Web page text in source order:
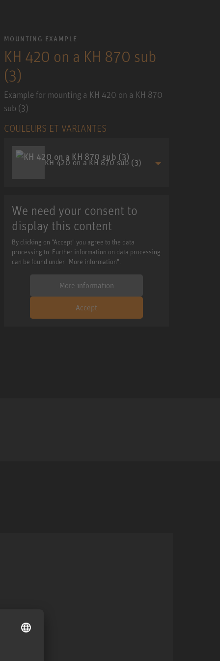
MOUNTING EXAMPLE
KH 420 on a KH 870 sub
(3)
Example for mounting a KH 420 on a KH 870
sub (3)
COULEURS ET VARIANTES
KH 420 on a KH 870 sub (3)
We need your consent to
display this content
By clicking on "Accept" you agree to the data
processing to. Further information on data processing
can be found under "More information".
More information
Accept